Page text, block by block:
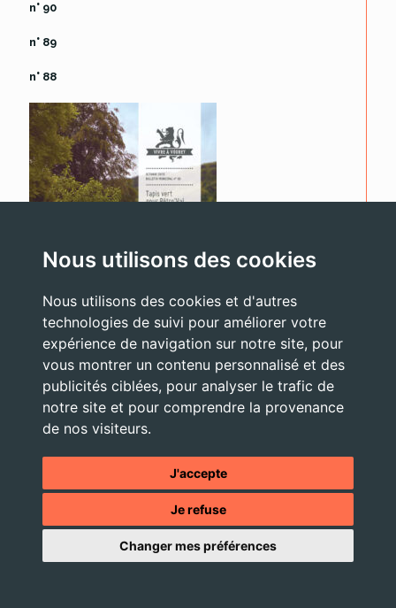
Nous utilisons des cookies
Nous utilisons des cookies et d'autres
technologies de suivi pour améliorer votre
expérience de navigation sur notre site, pour
vous montrer un contenu personnalisé et des
publicités ciblées, pour analyser le trafic de
notre site et pour comprendre la provenance
de nos visiteurs.
J'accepte
Je refuse
Changer mes préférences
n° 90
n° 89
n° 88